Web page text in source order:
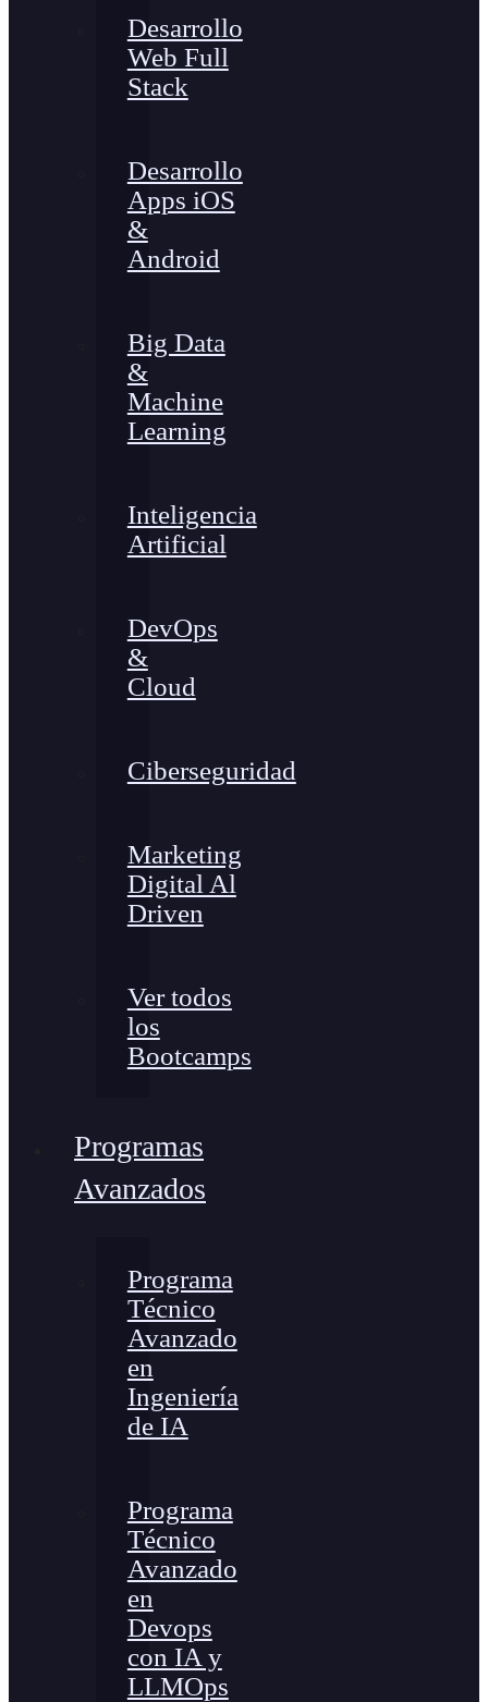
Desarrollo
Web Full
Stack
Desarrollo
Apps iOS
&
Android
Big Data
&
Machine
Learning
Inteligencia
Artificial
DevOps
&
Cloud
Ciberseguridad
Marketing
Digital Al
Driven
Ver todos
los
Bootcamps
Programas
Avanzados
Programa
Técnico
Avanzado
en
Ingeniería
de IA
Programa
Técnico
Avanzado
en
Devops
con IA y
LLMOps